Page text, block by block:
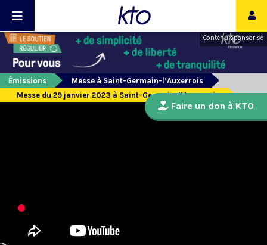
Contenu sponsorisé
Émissions
Messe à Saint-Germain-l’Auxerrois
Messe du 29 janvier 2023 à Saint-Germain-l’Auxerrois
Faire un don à KTO